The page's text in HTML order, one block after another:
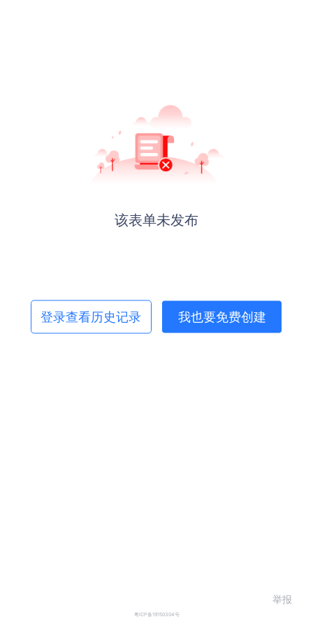
该表单未发布
登录查看历史记录 我也要免费创建
粤ICP备19150304号
举报